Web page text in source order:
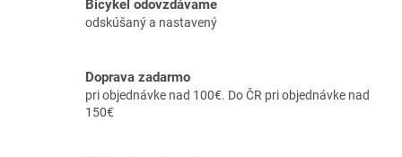
Bicykel odovzdávame
odskúšaný a nastavený
Doprava zadarmo
pri objednávke nad 100€. Do ČR pri objednávke nad
150€